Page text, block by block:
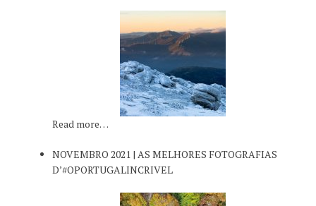
Read more…
NOVEMBRO 2021 | AS MELHORES FOTOGRAFIAS
D’#OPORTUGALINCRIVEL